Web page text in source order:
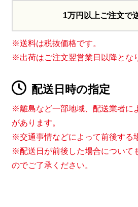
1万円以上ご注文で
※送料は税抜価格です。
※出荷はご注文翌営業日以降とな
配送日時の指定
※離島など一部地域、配送業者に
があります。
※交通事情などによって前後する
※配送日が前後した場合について
のでご了承ください。